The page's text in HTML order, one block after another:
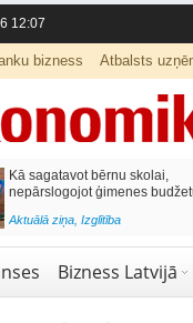
12:07
bizness Atbalsts
Kā sagatavot bērnu skolai,
nepārslogojot ģimenes
Aktuālā ziņa, Izglītība
Bizness Latvijā